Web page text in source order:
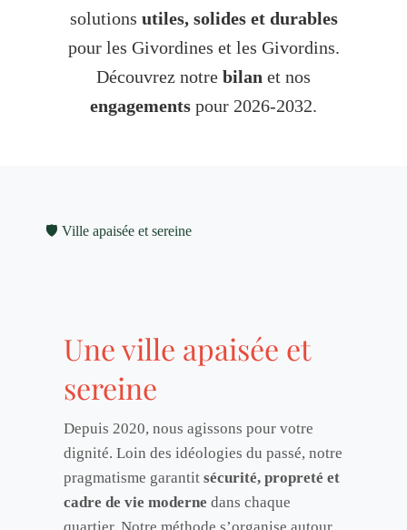
solutions utiles, solides et durables
pour les Givordines et les Givordins.
Découvrez notre bilan et nos
engagements pour 2026-2032.
🛡️ Ville apaisée et sereine
Une ville apaisée et
sereine
Depuis 2020, nous agissons pour votre
dignité. Loin des idéologies du passé, notre
pragmatisme garantit sécurité, propreté et
cadre de vie moderne dans chaque